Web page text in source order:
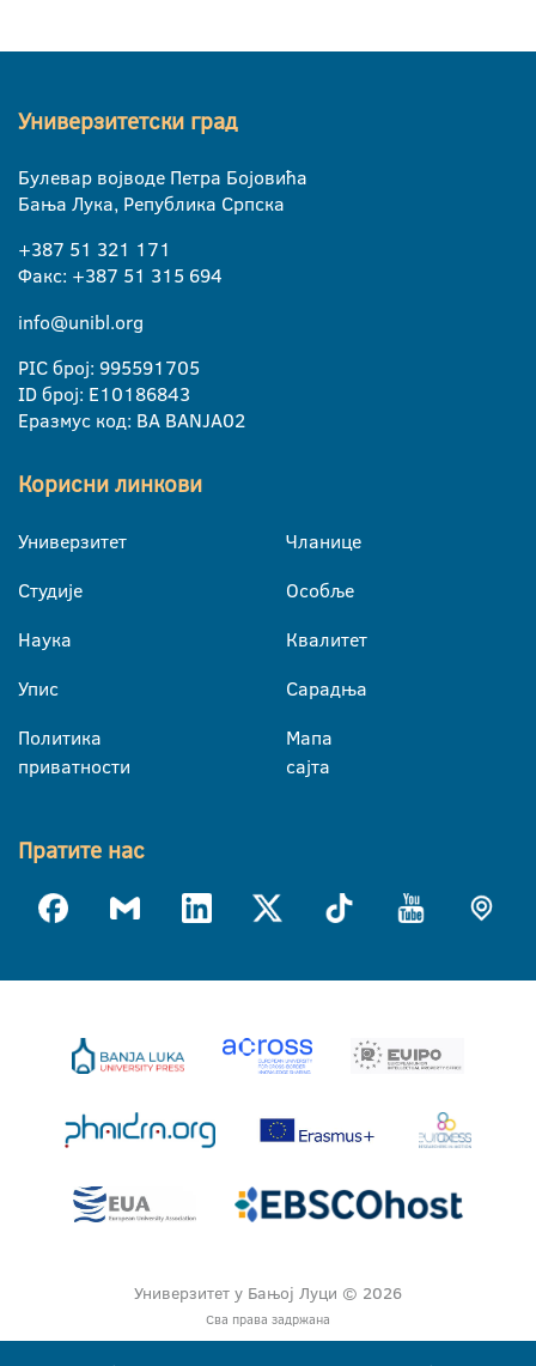
Универзитетски град
Булевар војводе Петра Бојовића
Бања Лука, Република Српска
+387 51 321 171
Факс: +387 51 315 694
info@unibl.org
PIC број: 995591705
ID број: E10186843
Еразмус код: BA BANJA02
Корисни линкови
Универзитет
Студије
Наука
Упис
Политика
приватности
Чланице
Особље
Квалитет
Сарадња
Мапа
сајта
Пратите нас
Универзитет у Бањој Луци © 2026
Сва права задржана